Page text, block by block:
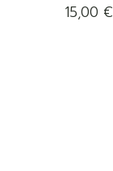
15,00 €